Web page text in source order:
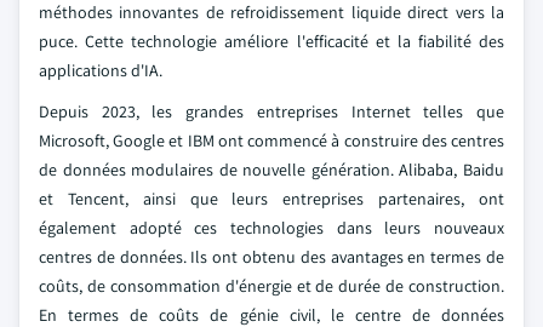
méthodes innovantes de refroidissement liquide direct vers la
puce. Cette technologie améliore l'efficacité et la fiabilité des
applications d'IA.
Depuis 2023, les grandes entreprises Internet telles que
Microsoft, Google et IBM ont commencé à construire des centres
de données modulaires de nouvelle génération. Alibaba, Baidu
et Tencent, ainsi que leurs entreprises partenaires, ont
également adopté ces technologies dans leurs nouveaux
centres de données. Ils ont obtenu des avantages en termes de
coûts, de consommation d'énergie et de durée de construction.
En termes de coûts de génie civil, le centre de données